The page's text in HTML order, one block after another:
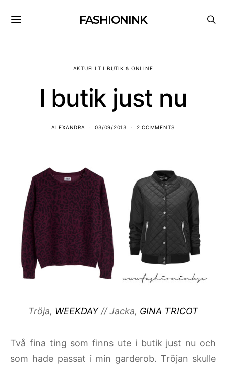
FASHIONINK
AKTUELLT I BUTIK & ONLINE
I butik just nu
ALEXANDRA 03/09/2013 2 COMMENTS
Tröja, WEEKDAY// Jacka, GINA TRICOT
Två fina ting som finns ute i butik just nu och
som hade passat i min garderob. Tröjan skulle